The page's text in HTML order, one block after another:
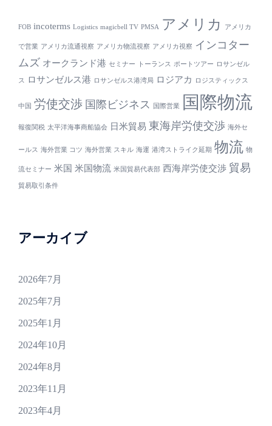
FOB incoterms Logistics magicbell TV PMSA アメリカ アメリカ
で営業 アメリカ流通視察 アメリカ物流視察 アメリカ視察
インコター
ムズ オークランド港 セミナー トーランス ポートツアー ロサンゼル
ス ロサンゼルス港 ロサンゼルス港湾局 ロジアカ ロジスティックス
中国 労使交渉 国際ビジネス 国際営業 国際物流
報復関税 太平洋海事商船協会 日米貿易 東海岸労使交渉 海外セ
ールス 海外営業 コツ 海外営業 スキル 海運 港湾ストライク延期 物流 物
流セミナー 米国 米国物流 米国貿易代表部 西海岸労使交渉 貿易
貿易取引条件
アーカイブ
2026年7月
2025年7月
2025年1月
2024年10月
2024年8月
2023年11月
2023年4月